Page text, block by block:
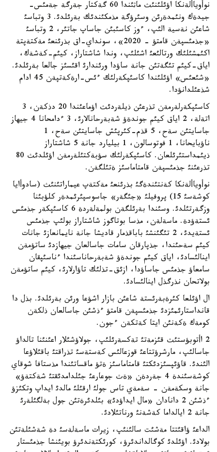
نوأوياألةنكا اؤئلئنئث ماثئندا 60 گةكتار جةرگة جةمئس-
جيدةك ونئمدةرئن وسئرؤگة مذمكئندئك بةرئلدئ. 3 وتباسئ
شاعئن نةسية الئپ، ءوز كاسئبئن جاساپ جاتئر، 2 وتباسئ
«جذمئسپةن قامتؤ - 2020»، سونداي-اق بذرئنعئ مةكتةپتة
اكئمشئلئك ورتالئعئ اشئلئپ، وندا شاشتاراز، كيئم-كةشةك،
اياق-كيئم تئگةتئن جانة ساؤدا ورئندارئ اقئسئز جالعا بةرئلدئ.
«شئعئس» اؤئلئندا كاسئپكةرلئك ءئس-ارةكةتپةن 45 ادام
شذعئلدانؤدا.
كاسئپكةرلةرمةن تذرعئن ذيلةردئث اؤماعئندا 20 دذكةن، 3
اتةلة، 2 اياق كيئم جوندةؤ شةبةرحانالارئ، 3 ءدامحانا 4 جيهاز
جاسايتئن سةح، 5 قذم-كئرپئش جاسايتئن سةح، 1
ناؤبايحانا، 1 فوتوسالون، 1 بيليارد جانة 5 شاشتاراز
ذيئمداستئرئلعان. كاسئپكةرلئك سؤبةكتئلةرمةن اؤئلدئث 80
تذرعئنئ جذمئسپةن قامتاماسئز ةتئلگةن.
نوأوياألةنكا كةنتئندةگئ بذرئنعئ مةكتةپ عيماراتئنئث (سادوأايا
كوشةسئ 15) پروفيلئ «جئگةر» جاسوسپئرئمدةر كلؤبئنا
وزگةرتئلدئ. وسئندا بةرئلگةن بولمةلةردة 6 كاسئپكةر جذمئس
ئستةؤدة. ماسةلةن، مذسا بوتاگوز شاشتاراز بولئپ جذمئس
ئستةيدئ، 2 تئگئنشئ باباقذمار قاديشا جانة نايمانعازئ جانات
كيئم سةحئندا، جذپارقان سامات جاسالعان جيهازدئ ساتؤمةن
اينالئسادئ، اياق كيئم جوندةؤ شةبةرحاناسئندا ءناسئپقان
سامعاؤ جذمئس جاساؤدا، ازئق-تذلئك تاؤارلارئ، كيئم ساتؤمةن
بولاتحان نذرگذل اينالئسادئ.
ال اؤئلعا كئرةبةرئستة شاعئن بازار اشؤعا ورئن بةرئلدئ. بذل دا
قانداستارئمئزدئ جذمئسپةن قامتؤ ءذشئن جاسالعان ذلكةن
كومةك ةكةنئن ايتا كةتكةن ءجون.
2 اأتوبؤستئث قئزمةتئ تةكسةرئلئپ، جولاؤشئلار اعئنئنا تالداؤ
جاسالئپ، مارشرؤتتاعئ قوزعالئس كةستةسئ تذراقتئ باقئلاؤعا
الئندئ. قاؤئپسئزدئكتئ قامتاماسئز ةتؤ ماقساتئندا مذستافا شوقاي
كوشةسئندة 4 جةردةن «ةث جوعارعئ جئلدامدئقتئ شةكتةؤ»
جانة وسكةمةن - سةمةي تاس جولئ ارقئلئ مالدئ ايداپ وتكئزؤ
ءذشئن 2 دانادان «مال ايداؤدئ» بئلدئرةتئن جول بةلگئلةرئ
جانة 2 ايالداما كةشةنئ ورناتئلادئ.
الداعئ ؤاقئتتا مةشئت سالئنئپ، زيرات ماسةلةسئ دة شةشئلةتئن
بولادئ. اؤئلدئ كوگالداندئرؤ، كورئكتةندئرؤ بويئنشا جذمئستار